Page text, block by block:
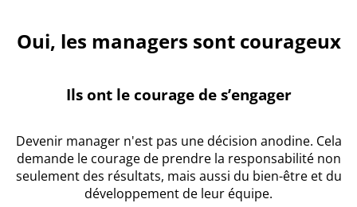
Oui, les managers sont courageux
Ils ont le courage de s’engager
Devenir manager n'est pas une décision anodine. Cela
demande le courage de prendre la responsabilité non
seulement des résultats, mais aussi du bien-être et du
développement de leur équipe.